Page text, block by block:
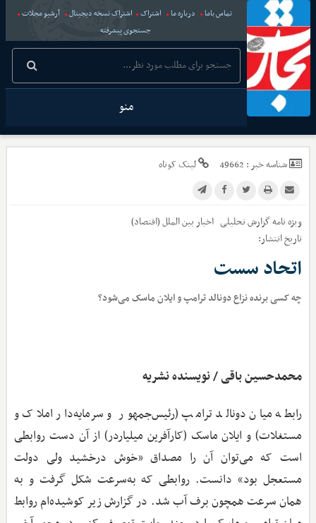
تماس باما درباره ما اشتراک اشتراک نسخه دیجیتال
آرشیو مجلات
جستجوی پیشرفته
منو
شناسه خبر : 49662 لینک کوتاه
ویژه نامه گزارش تحلیلی اخباربین الملل (اقتصاد)
تاریخ انتشار:
اتحاد سست
چه کسی برنده نزاع دونالد ترامپ و ایلان ماسک می‌شود؟
محمدحسین باقی / نویسنده نشریه
رابطه میان دونالد ترامپ (رئیس‌جمهور و سرمایه‌دار املاک و
مستغلات) و ایلان ماسک (کارآفرین میلیاردر) از آن دست روابطی
است که می‌توان آن را مصداق «خوش درخشید ولی دولت
مستعجل بود» دانست. روابطی که به‌سرعت شکل گرفت و به
همان سرعت همچون برف آب شد. در گزارش زیر کوشیده‌ام روابط